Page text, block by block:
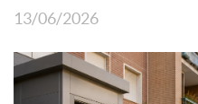
13/06/2026